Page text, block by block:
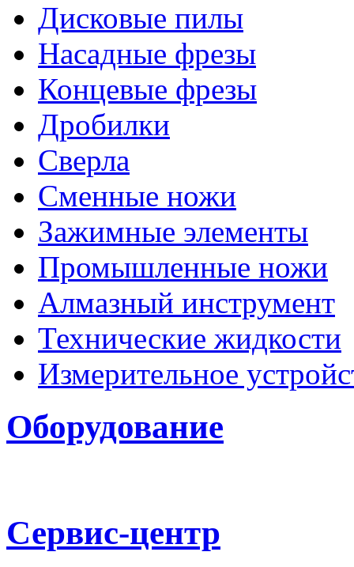
Дисковые пилы
Насадные фрезы
Концевые фрезы
Дробилки
Сверла
Сменные ножи
Зажимные элементы
Промышленные ножи
Алмазный инструмент
Технические жидкости
Измерительное
Оборудование
Сервис-центр